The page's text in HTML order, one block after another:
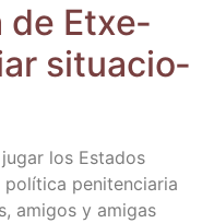
de Etxe­
situa­cio­
los Esta­dos
peni­ten­cia­ria
ami­gos y ami­gas